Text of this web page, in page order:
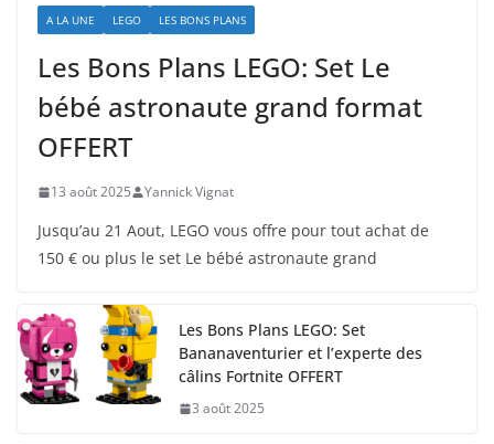
A LA UNE LEGO LES BONS PLANS
Les Bons Plans LEGO: Set Le
bébé astronaute grand format
OFFERT
13 août 2025 Yannick Vignat
Jusqu’au 21 Aout, LEGO vous offre pour tout achat de
150 € ou plus le set Le bébé astronaute grand
Les Bons Plans LEGO: Set
Bananaventurier et l’experte des
câlins Fortnite OFFERT
3 août 2025